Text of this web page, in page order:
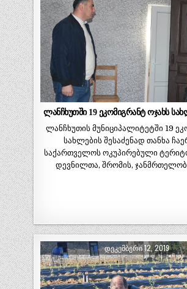
ლანჩხუთში 19 ეკომიგრანტ ოჯახს
ლანჩხუთის მუნიციპალიტეტში 19
სახლების შესაძენად თანხა
საქართველოს ოკუპირებული
დევნილთა, შრომის,
ᲓᲔᲙᲔᲛᲑᲔᲠᲘ 12, 2019